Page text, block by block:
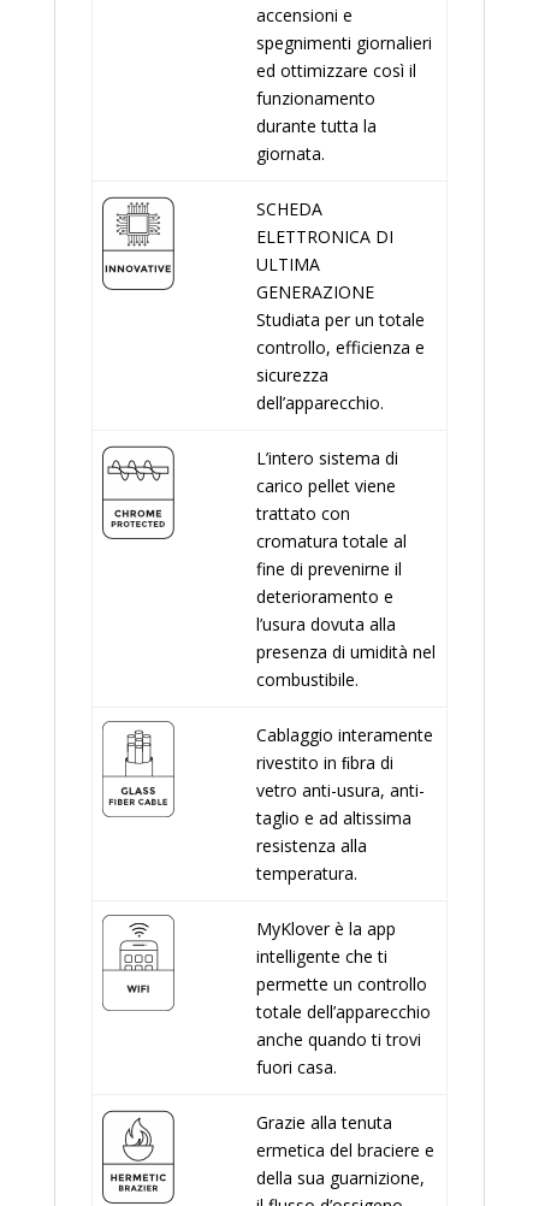
accensioni e
spegnimenti giornalieri
ed ottimizzare così il
funzionamento
durante tutta la
giornata.
SCHEDA
ELETTRONICA DI
ULTIMA
GENERAZIONE
Studiata per un totale
controllo, efficienza e
sicurezza
dell’apparecchio.
L’intero sistema di
carico pellet viene
trattato con
cromatura totale al
fine di prevenirne il
deterioramento e
l’usura dovuta alla
presenza di umidità nel
combustibile.
Cablaggio interamente
rivestito in ﬁbra di
vetro anti-usura, anti-
taglio e ad altissima
resistenza alla
temperatura.
MyKlover è la app
intelligente che ti
permette un controllo
totale dell’apparecchio
anche quando ti trovi
fuori casa.
Grazie alla tenuta
ermetica del braciere e
della sua guarnizione,